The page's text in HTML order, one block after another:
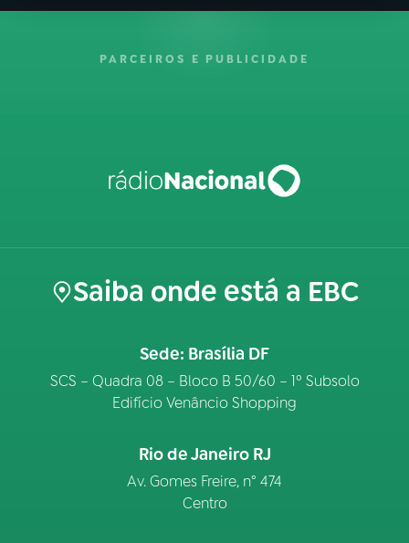
PARCEIROS E PUBLICIDADE
Saiba onde está a EBC
Sede: Brasília DF
SCS – Quadra 08 – Bloco B 50/60 – 1º Subsolo
Edifício Venâncio Shopping
Rio de Janeiro RJ
Av. Gomes Freire, n° 474
Centro